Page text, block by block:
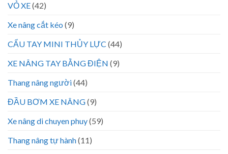
VỎ XE(42)
Xe nâng cắt kéo (9)
CẨU TAY MINI THỦY LỰC (44)
XE NÂNG TAY BẰNG ĐIỆN (9)
Thang nâng người(44)
ĐẦU BƠM XE NÂNG(9)
Xe nâng di chuyen phuy(59)
Thang nâng tự hành(11)